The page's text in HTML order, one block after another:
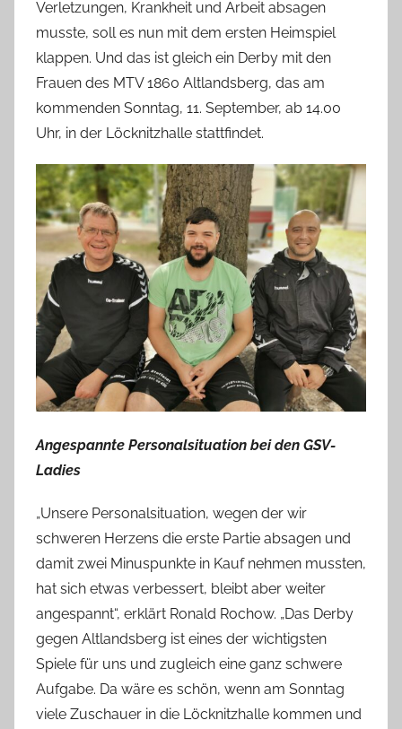
Verletzungen, Krankheit und Arbeit absagen
musste, soll es nun mit dem ersten Heimspiel
klappen. Und das ist gleich ein Derby mit den
Frauen des MTV 1860 Altlandsberg, das am
kommenden Sonntag, 11. September, ab 14.00
Uhr, in der Löcknitzhalle stattfindet.
Angespannte Personalsituation bei den GSV-
Ladies
„Unsere Personalsituation, wegen der wir
schweren Herzens die erste Partie absagen und
damit zwei Minuspunkte in Kauf nehmen mussten,
hat sich etwas verbessert, bleibt aber weiter
angespannt“, erklärt Ronald Rochow. „Das Derby
gegen Altlandsberg ist eines der wichtigsten
Spiele für uns und zugleich eine ganz schwere
Aufgabe. Da wäre es schön, wenn am Sonntag
viele Zuschauer in die Löcknitzhalle kommen und